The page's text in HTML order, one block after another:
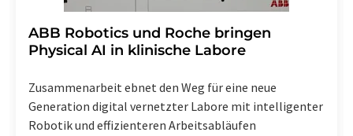
​​​​​​​ABB Robotics und Roche bringen
Physical AI in klinische Labore
Zusammenarbeit ebnet den Weg für eine neue
Generation digital vernetzter Labore mit intelligenter
Robotik und effizienteren Arbeitsabläufen